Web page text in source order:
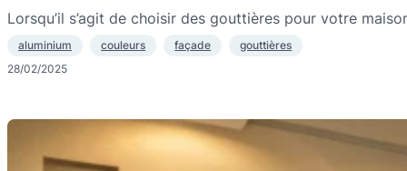
Lorsqu’il s’agit de choisir des gouttières pour votre
aluminium couleurs façade
gouttières
28/02/2025